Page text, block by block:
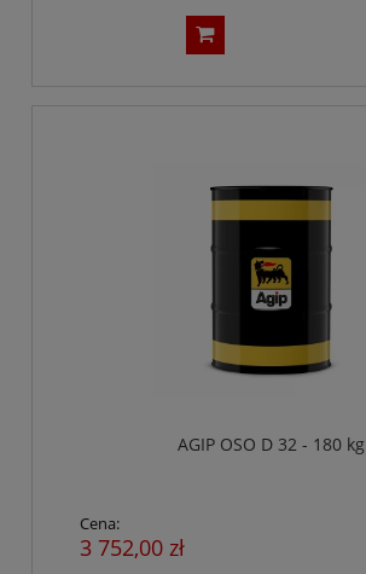
AGIP OSO D 32 - 180 kg
Cena:
3 752,00 zł